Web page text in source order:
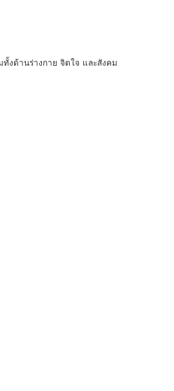
งด้านร่างกาย จิตใจ และสังคม